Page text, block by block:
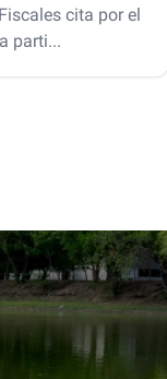
cita por el
parti...